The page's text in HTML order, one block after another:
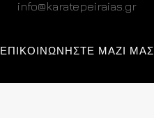
info@karatepeiraias.gr
ΕΠΙΚΟΙΝΩΝΗΣΤΕ ΜΑΖΙ ΜΑΣ